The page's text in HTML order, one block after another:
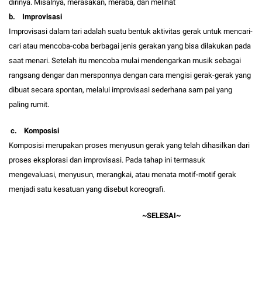
dirinya. Misalnya, merasakan, meraba, dan melihat
b. Improvisasi
Improvisasi dalam tari adalah suatu bentuk aktivitas gerak untuk mencari-
cari atau mencoba-coba berbagai jenis gerakan yang bisa dilakukan pada
saat menari. Setelah itu mencoba mulai mendengarkan musik sebagai
rangsang dengar dan mersponnya dengan cara mengisi gerak-gerak yang
dibuat secara spontan, melalui improvisasi sederhana sam pai yang
paling rumit.
c. Komposisi
Komposisi merupakan proses menyusun gerak yang telah dihasilkan dari
proses eksplorasi dan improvisasi. Pada tahap ini termasuk
mengevaluasi, menyusun, merangkai, atau menata motif-motif gerak
menjadi satu kesatuan yang disebut koreografi.
~SELESAI~